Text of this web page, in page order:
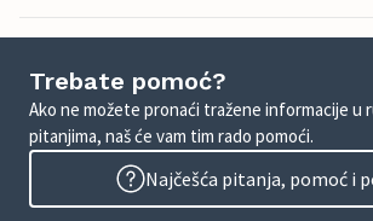
Trebate pomoć?
Ako ne možete pronaći tražene informacije u
pitanjima, naš će vam tim rado pomoći.
Najčešća pitanja, pomoć i